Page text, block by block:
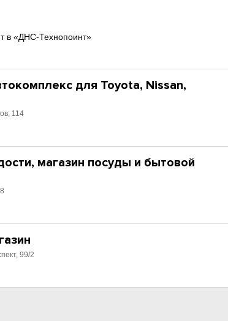
в «ДНС-Технопоинт»
для Toyota, Nissan,
114
магазин посуды и бытовой
99/2